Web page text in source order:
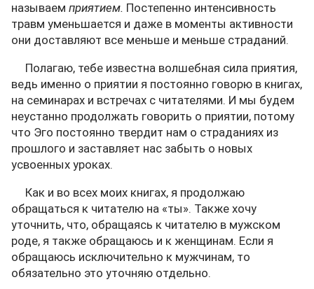
называем приятием. Постепенно интенсивность
травм уменьшается и даже в моменты активности
они доставляют все меньше и меньше страданий.
Полагаю, тебе известна волшебная сила приятия,
ведь именно о приятии я постоянно говорю в книгах,
на семинарах и встречах с читателями. И мы будем
неустанно продолжать говорить о приятии, потому
что Эго постоянно твердит нам о страданиях из
прошлого и заставляет нас забыть о новых
усвоенных уроках.
Как и во всех моих книгах, я продолжаю
обращаться к читателю на «ты». Также хочу
уточнить, что, обращаясь к читателю в мужском
роде, я также обращаюсь и к женщинам. Если я
обращаюсь исключительно к мужчинам, то
обязательно это уточняю отдельно.